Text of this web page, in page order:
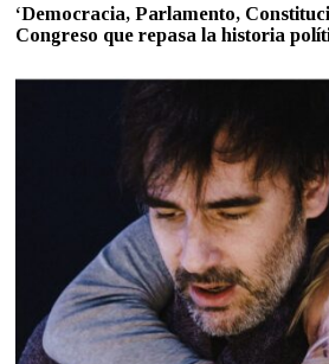
‘Democracia, Parlamento,
Congreso que repasa la historia